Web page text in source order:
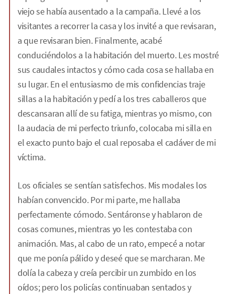
viejo se había ausentado a la campaña. Llevé a los
visitantes a recorrer la casa y los invité a que revisaran,
a que revisaran bien. Finalmente, acabé
conduciéndolos a la habitación del muerto. Les mostré
sus caudales intactos y cómo cada cosa se hallaba en
su lugar. En el entusiasmo de mis confidencias traje
sillas a la habitación y pedí a los tres caballeros que
descansaran allí de su fatiga, mientras yo mismo, con
la audacia de mi perfecto triunfo, colocaba mi silla en
el exacto punto bajo el cual reposaba el cadáver de mi
víctima.
Los oficiales se sentían satisfechos. Mis modales los
habían convencido. Por mi parte, me hallaba
perfectamente cómodo. Sentáronse y hablaron de
cosas comunes, mientras yo les contestaba con
animación. Mas, al cabo de un rato, empecé a notar
que me ponía pálido y deseé que se marcharan. Me
dolía la cabeza y creía percibir un zumbido en los
oídos; pero los policías continuaban sentados y